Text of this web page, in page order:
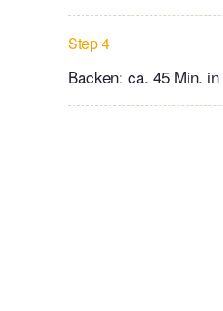
Step 4
Backen: ca. 45 Min.